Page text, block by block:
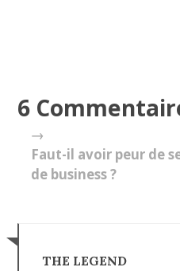
6
→
Faut-il avoir peur de
de business ?
THE LEGEND